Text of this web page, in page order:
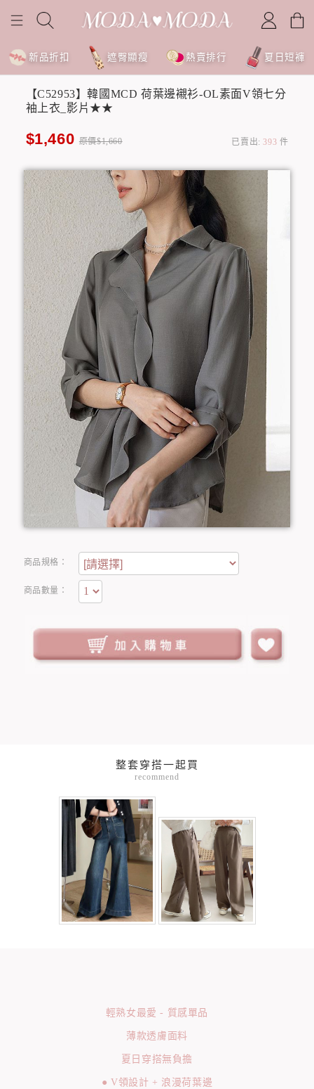
新品折扣 遮臀顯瘦 熱賣排行 夏日短褲
【C52953】韓國MCD 荷葉邊襯衫-OL素面V領七分
袖上衣_影片★★
$1,460 原價$1,660 已賣出:393 件
商品規格：
商品數量：
整套穿搭一起買
recommend
輕熟女最愛 - 質感單品
薄款透膚面料
夏日穿搭無負擔
● V領設計 + 浪漫荷葉邊